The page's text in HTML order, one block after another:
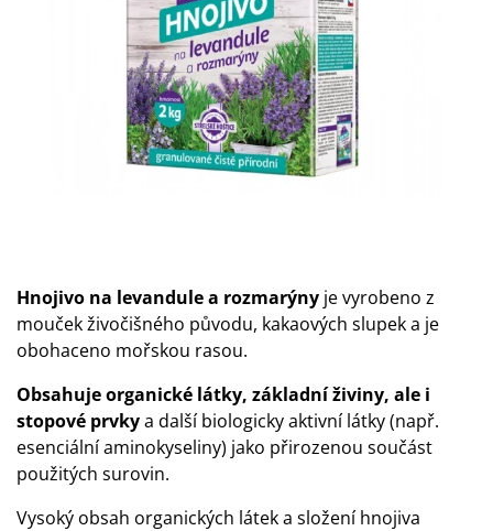
Hnojivo na levandule a rozmarýny je vyrobeno z
mouček živočišného původu, kakaových slupek a je
obohaceno mořskou rasou.
Obsahuje organické látky, základní živiny, ale i
stopové prvkya další biologicky aktivní látky (např.
esenciální aminokyseliny) jako přirozenou součást
použitých surovin.
Vysoký obsah organických látek a složení hnojiva